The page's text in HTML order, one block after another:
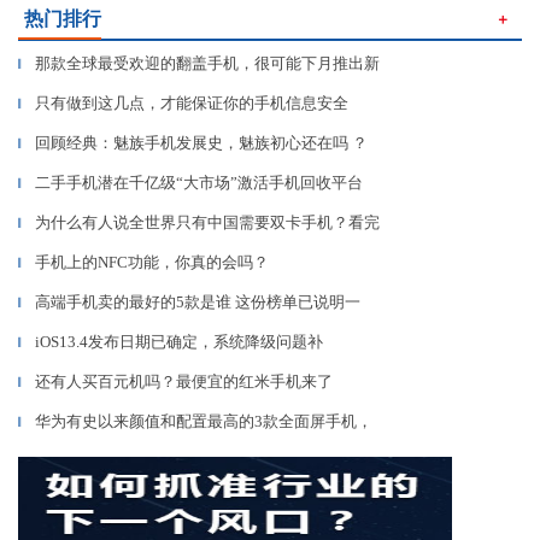
热门排行 ＋
▎ 那款全球最受欢迎的翻盖手机，很可能下月推出新
▎ 只有做到这几点，才能保证你的手机信息安全
▎ 回顾经典：魅族手机发展史，魅族初心还在吗 ？
▎ 二手手机潜在千亿级“大市场”激活手机回收平台
▎ 为什么有人说全世界只有中国需要双卡手机？看完
▎ 手机上的NFC功能，你真的会吗？
▎ 高端手机卖的最好的5款是谁 这份榜单已说明一
▎ iOS13.4发布日期已确定，系统降级问题补
▎ 还有人买百元机吗？最便宜的红米手机来了
▎ 华为有史以来颜值和配置最高的3款全面屏手机，